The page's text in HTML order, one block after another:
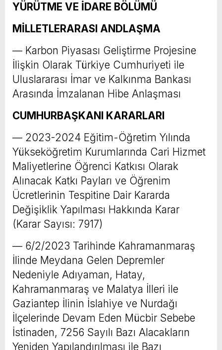
YÜRÜTME VE İDARE BÖLÜMÜ
MİLLETLERARASI ANDLAŞMA
–– Karbon Piyasası Geliştirme Projesine
İlişkin Olarak Türkiye Cumhuriyeti ile
Uluslararası İmar ve Kalkınma Bankası
Arasında İmzalanan Hibe Anlaşması
CUMHURBAŞKANI KARARLARI
–– 2023-2024 Eğitim-Öğretim Yılında
Yükseköğretim Kurumlarında Cari Hizmet
Maliyetlerine Öğrenci Katkısı Olarak
Alınacak Katkı Payları ve Öğrenim
Ücretlerinin Tespitine Dair Kararda
Değişiklik Yapılması Hakkında Karar
(Karar Sayısı: 7917)
–– 6/2/2023 Tarihinde Kahramanmaraş
İlinde Meydana Gelen Depremler
Nedeniyle Adıyaman, Hatay,
Kahramanmaraş ve Malatya İlleri ile
Gaziantep İlinin İslahiye ve Nurdağı
İlçelerinde Devam Eden Mücbir Sebebe
İstinaden, 7256 Sayılı Bazı Alacakların
Yeniden Yapılandırılması ile Bazı